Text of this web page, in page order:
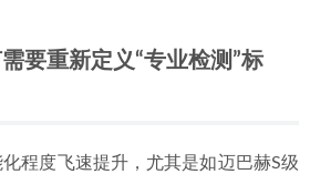
要重新定义“专业检测”标
程度飞速提升，尤其是如迈巴赫S级